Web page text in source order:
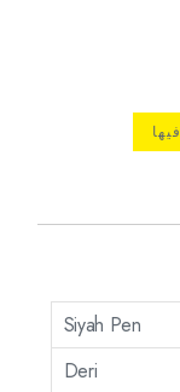
Siyah Pen
Deri